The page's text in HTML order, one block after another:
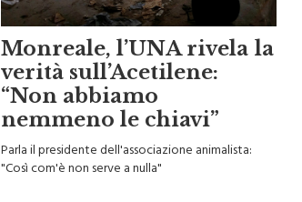
Monreale, l’UNA rivela la
verità sull’Acetilene:
“Non abbiamo
nemmeno le chiavi”
Parla il presidente dell'associazione animalista:
"Così com'è non serve a nulla"